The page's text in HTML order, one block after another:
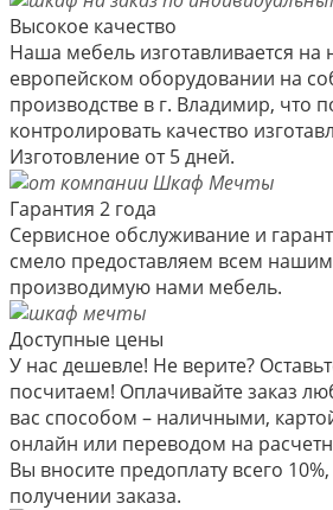
Высокое качество
Наша мебель изготавливается на
европейском оборудовании на
производстве в г. Владимир, что
контролировать качество
Изготовление от 5 дней.
Гарантия 2 года
Сервисное обслуживание и
смело предоставляем всем
производимую нами мебель.
Доступные цены
У нас дешевле! Не верите?
посчитаем! Оплачивайте заказ
вас способом – наличными,
онлайн или переводом на
Вы вносите предоплату всего
получении заказа.